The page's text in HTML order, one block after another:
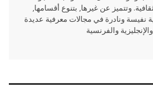
وتتميز عن غيرها, بتنوع أقسامها,
نفيسة ونادرة في مجالات معرفية عديدة
والفرنسية